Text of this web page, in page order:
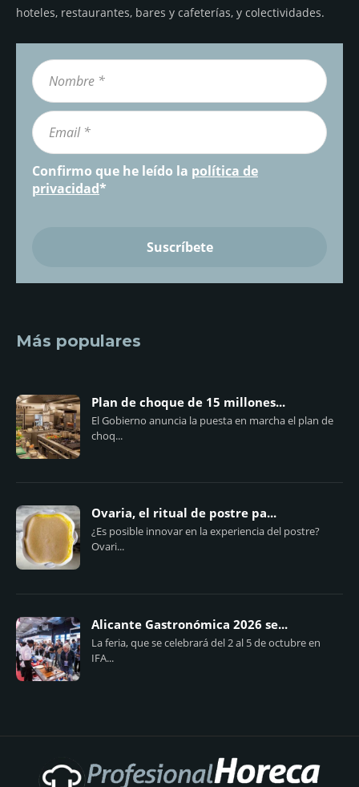
hoteles, restaurantes, bares y cafeterías, y colectividades.
Confirmo que he leído la política de
privacidad*
Más populares
Plan de choque de 15 millones...
El Gobierno anuncia la puesta en marcha el plan de
choq...
Ovaria, el ritual de postre pa...
¿Es posible innovar en la experiencia del postre?
Ovari...
Alicante Gastronómica 2026 se...
La feria, que se celebrará del 2 al 5 de octubre en
IFA...